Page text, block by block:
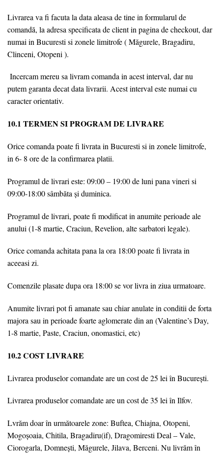
Livrarea va fi facuta la data aleasa de tine in formularul de
comandă, la adresa specificata de client in pagina de checkout, dar
numai in Bucuresti si zonele limitrofe ( Măgurele, Bragadiru,
Clinceni, Otopeni ).
Incercam mereu sa livram comanda in acest interval, dar nu
putem garanta decat data livrarii. Acest interval este numai cu
caracter orientativ.
10.1 TERMEN SI PROGRAM DE LIVRARE
Orice comanda poate fi livrata in Bucuresti si in zonele limitrofe,
in 6- 8 ore de la confirmarea platii.
Programul de livrari este: 09:00 – 19:00 de luni pana vineri si
09:00-18:00 sâmbăta și duminica.
Programul de livrari, poate fi modificat in anumite perioade ale
anului (1-8 martie, Craciun, Revelion, alte sarbatori legale).
Orice comanda achitata pana la ora 18:00 poate fi livrata in
aceeasi zi.
Comenzile plasate dupa ora 18:00 se vor livra in ziua urmatoare.
Anumite livrari pot fi amanate sau chiar anulate in conditii de forta
majora sau in perioade foarte aglomerate din an (Valentine’s Day,
1-8 martie, Paste, Craciun, onomastici, etc)
10.2 COST LIVRARE
Livrarea produselor comandate are un cost de 25 lei în București.
Livrarea produselor comandate are un cost de 35 lei în Ilfov.
Lvrăm doar în următoarele zone: Buftea, Chiajna, Otopeni,
Mogoșoaia, Chitila, Bragadiru(if), Dragomiresti Deal – Vale,
Ciorogarla, Domnești, Măgurele, Jilava, Berceni. Nu livrăm în